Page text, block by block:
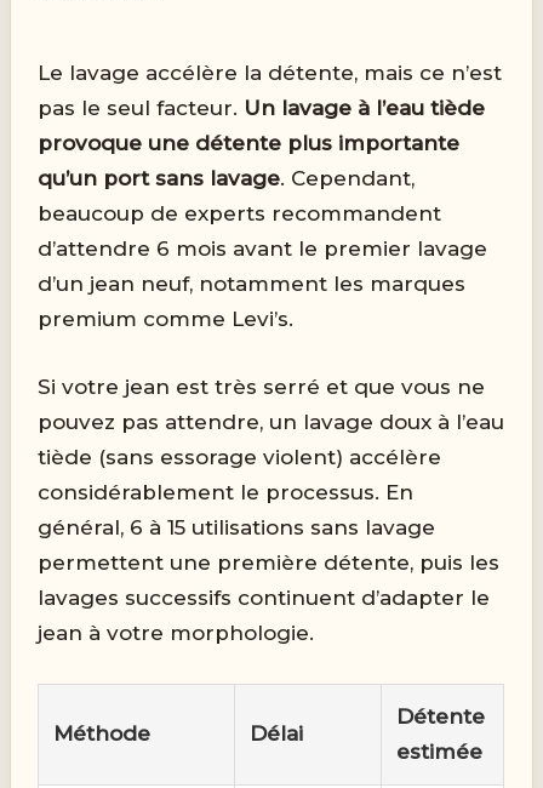
Le lavage accélère la détente, mais ce n’est
pas le seul facteur. Un lavage à l’eau tiède
provoque une détente plus importante
qu’un port sans lavage. Cependant,
beaucoup de experts recommandent
d’attendre 6 mois avant le premier lavage
d’un jean neuf, notamment les marques
premium comme Levi’s.
Si votre jean est très serré et que vous ne
pouvez pas attendre, un lavage doux à l’eau
tiède (sans essorage violent) accélère
considérablement le processus. En
général, 6 à 15 utilisations sans lavage
permettent une première détente, puis les
lavages successifs continuent d’adapter le
jean à votre morphologie.
Méthode Délai
Détente
estimée